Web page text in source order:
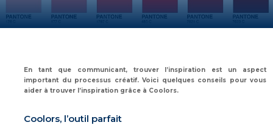
En tant que communicant, trouver l’inspiration est un aspect
important du processus créatif. Voici quelques conseils pour vous
aider à trouver l’inspiration grâce à Coolors.
Coolors, l’outil parfait